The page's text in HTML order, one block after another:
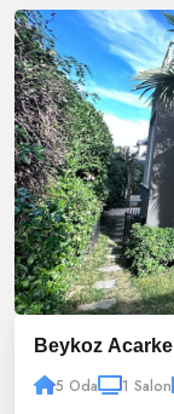
Beykoz
5 Oda 1 Salon